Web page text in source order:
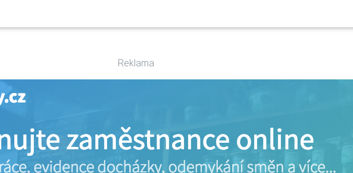
Reklama